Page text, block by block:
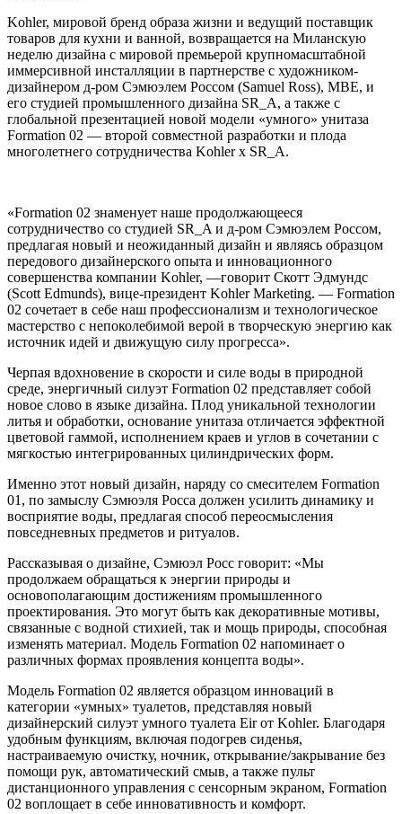
Kohler, мировой бренд образа жизни и ведущий поставщик
товаров для кухни и ванной, возвращается на Миланскую
неделю дизайна с мировой премьерой крупномасштабной
иммерсивной инсталляции в партнерстве с художником-
дизайнером д-ром Сэмюэлем Россом (Samuel Ross), MBE, и
его студией промышленного дизайна SR_A, а также с
глобальной презентацией новой модели «умного» унитаза
Formation 02 — второй совместной разработки и плода
многолетнего сотрудничества Kohler x SR_A.
«Formation 02 знаменует наше продолжающееся
сотрудничество со студией SR_A и д-ром Сэмюэлем Россом,
предлагая новый и неожиданный дизайн и являясь образцом
передового дизайнерского опыта и инновационного
совершенства компании Kohler, —говорит Скотт Эдмундс
(Scott Edmunds), вице-президент Kohler Marketing. — Formation
02 сочетает в себе наш профессионализм и технологическое
мастерство с непоколебимой верой в творческую энергию как
источник идей и движущую силу прогресса».
Черпая вдохновение в скорости и силе воды в природной
среде, энергичный силуэт Formation 02 представляет собой
новое слово в языке дизайна. Плод уникальной технологии
литья и обработки, основание унитаза отличается эффектной
цветовой гаммой, исполнением краев и углов в сочетании с
мягкостью интегрированных цилиндрических форм.
Именно этот новый дизайн, наряду со смесителем Formation
01, по замыслу Сэмюэля Росса должен усилить динамику и
восприятие воды, предлагая способ переосмысления
повседневных предметов и ритуалов.
Рассказывая о дизайне, Сэмюэл Росс говорит: «Мы
продолжаем обращаться к энергии природы и
основополагающим достижениям промышленного
проектирования. Это могут быть как декоративные мотивы,
связанные с водной стихией, так и мощь природы, способная
изменять материал. Модель Formation 02 напоминает о
различных формах проявления концепта воды».
Модель Formation 02 является образцом инноваций в
категории «умных» туалетов, представляя новый
дизайнерский силуэт умного туалета Eir от Kohler. Благодаря
удобным функциям, включая подогрев сиденья,
настраиваемую очистку, ночник, открывание/закрывание без
помощи рук, автоматический смыв, а также пульт
дистанционного управления с сенсорным экраном, Formation
02 воплощает в себе инновативность и комфорт.